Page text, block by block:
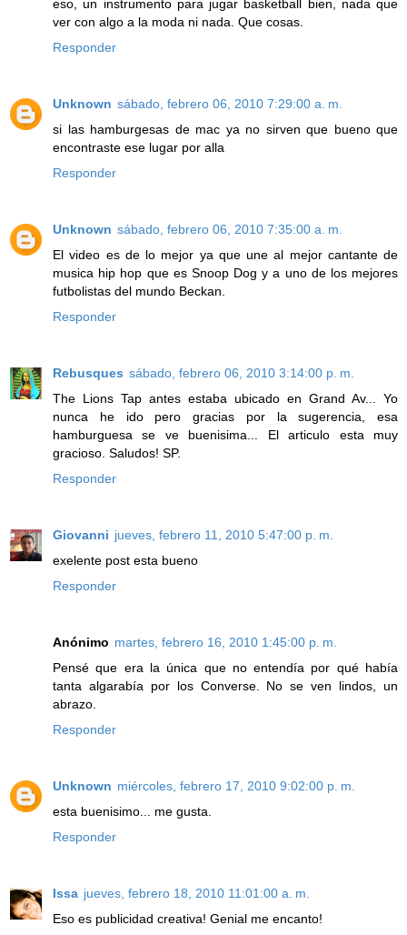
eso, un instrumento para jugar basketball bien, nada que
ver con algo a la moda ni nada. Que cosas.
Responder
Unknown sábado, febrero 06, 2010 7:29:00 a. m.
si las hamburgesas de mac ya no sirven que bueno que
encontraste ese lugar por alla
Responder
Unknown sábado, febrero 06, 2010 7:35:00 a. m.
El video es de lo mejor ya que une al mejor cantante de
musica hip hop que es Snoop Dog y a uno de los mejores
futbolistas del mundo Beckan.
Responder
Rebusques sábado, febrero 06, 2010 3:14:00 p. m.
The Lions Tap antes estaba ubicado en Grand Av... Yo
nunca he ido pero gracias por la sugerencia, esa
hamburguesa se ve buenisima... El articulo esta muy
gracioso. Saludos! SP.
Responder
Giovanni jueves, febrero 11, 2010 5:47:00 p. m.
exelente post esta bueno
Responder
Anónimo martes, febrero 16, 2010 1:45:00 p. m.
Pensé que era la única que no entendía por qué había
tanta algarabía por los Converse. No se ven lindos, un
abrazo.
Responder
Unknown miércoles, febrero 17, 2010 9:02:00 p. m.
esta buenisimo... me gusta.
Responder
Issa jueves, febrero 18, 2010 11:01:00 a. m.
Eso es publicidad creativa! Genial me encanto!